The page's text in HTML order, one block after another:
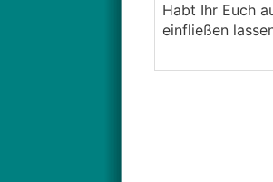
Habt Ihr Euch
einfließen